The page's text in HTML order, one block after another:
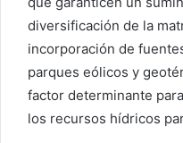
diversificación de la
incorporación de
parques eólicos y
factor determinante
los recursos hídricos